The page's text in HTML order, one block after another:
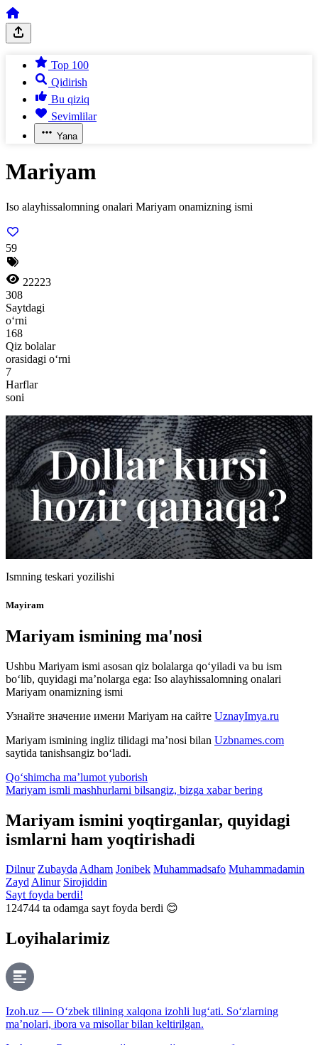
Top 100
Qidirish
Bu qiziq
Sevimlilar
Yana
Mariyam
Iso alayhissalomning onalari Mariyam onamizning ismi
59
22223
308
Saytdagi
o‘rni
168
Qiz bolalar
orasidagi o‘rni
7
Harflar
soni
Ismning teskari yozilishi
Mayiram
Mariyam ismining ma'nosi
Ushbu Mariyam ismi asosan qiz bolalarga qo‘yiladi va bu ism
bo‘lib, quyidagi ma’nolarga ega: Iso alayhissalomning onalari
Mariyam onamizning ismi
Узнайте значение имени Mariyam на сайте UznayImya.ru
Mariyam ismining ingliz tilidagi ma’nosi bilan Uzbnames.com
saytida tanishsangiz bo‘ladi.
Qo‘shimcha ma’lumot yuborish
Mariyam ismli mashhurlarni bilsangiz, bizga xabar bering
Mariyam ismini yoqtirganlar, quyidagi
ismlarni ham yoqtirishadi
Dilnur ZubaydaAdham Jonibek Muhammadsafo Muhammadamin
ZaydAlinur Sirojiddin
Sayt foyda berdi!
124744 ta odamga sayt foyda berdi 😊
Loyihalarimiz
Izoh.uz — O‘zbek tilining xalqona izohli lug‘ati. So‘zlarning
ma’nolari, ibora va misollar bilan keltirilgan.